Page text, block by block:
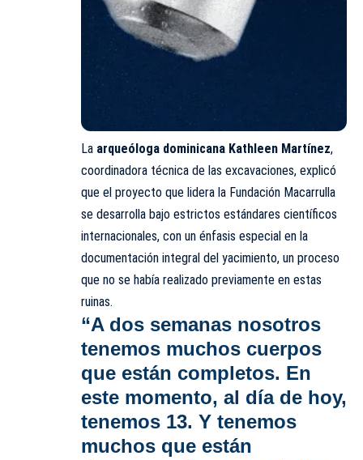
La arqueóloga dominicana Kathleen Martínez,
coordinadora técnica de las excavaciones, explicó
que el proyecto que lidera la Fundación Macarrulla
se desarrolla bajo estrictos estándares científicos
internacionales, con un énfasis especial en la
documentación integral del yacimiento, un proceso
que no se había realizado previamente en estas
ruinas.
“A dos semanas nosotros
tenemos muchos cuerpos
que están completos. En
este momento, al día de hoy,
tenemos 13. Y tenemos
muchos que están